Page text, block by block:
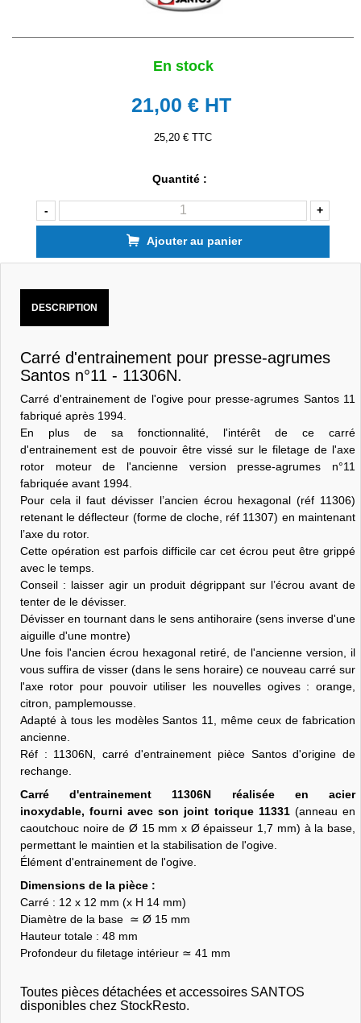
En stock
21,00 € HT
25,20 € TTC
Quantité :
- +
Ajouter au panier
DESCRIPTION
Carré d'entrainement pour presse-agrumes
Santos n°11 - 11306N.
Carré d'entrainement de l'ogive pour presse-agrumes Santos 11
fabriqué après 1994.
En plus de sa fonctionnalité, l'intérêt de ce carré
d'entrainement est de pouvoir être vissé sur le filetage de l'axe
rotor moteur de l'ancienne version presse-agrumes n°11
fabriquée avant 1994.
Pour cela il faut dévisser l’ancien écrou hexagonal (réf 11306)
retenant le déflecteur (forme de cloche, réf 11307) en maintenant
l’axe du rotor.
Cette opération est parfois difficile car cet écrou peut être grippé
avec le temps.
Conseil : laisser agir un produit dégrippant sur l’écrou avant de
tenter de le dévisser.
Dévisser en tournant dans le sens antihoraire (sens inverse d'une
aiguille d'une montre)
Une fois l'ancien écrou hexagonal retiré, de l'ancienne version, il
vous suffira de visser (dans le sens horaire) ce nouveau carré sur
l'axe rotor pour pouvoir utiliser les nouvelles ogives : orange,
citron, pamplemousse.
Adapté à tous les modèles Santos 11, même ceux de fabrication
ancienne.
Réf : 11306N, carré d'entrainement pièce Santos d'origine de
rechange.
Carré d'entrainement 11306N réalisée en acier
inoxydable, fourni avec son joint torique 11331(anneau en
caoutchouc noire de Ø 15 mm x Ø épaisseur 1,7 mm) à la base,
permettant le maintien et la stabilisation de l'ogive.
Élément d'entrainement de l'ogive.
Dimensions de la pièce :
Carré : 12 x 12 mm (x H 14 mm)
Diamètre de la base ≃ Ø 15 mm
Hauteur totale : 48 mm
Profondeur du filetage intérieur ≃ 41 mm
Toutes pièces détachées et accessoires SANTOS
disponibles chez StockResto.